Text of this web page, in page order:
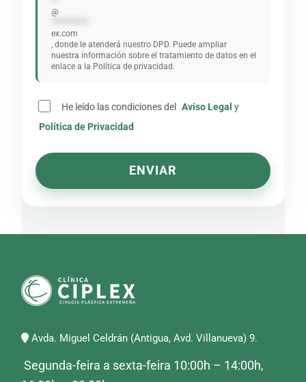
@
ex.com
, donde le atenderá nuestro DPD. Puede ampliar
nuestra información sobre el tratamiento de datos en el
enlace a la Política de privacidad.
He leído las condiciones del Aviso Legal y
Política de Privacidad
ENVIAR
Avda. Miguel Celdrán (Antigua, Avd. Villanueva) 9.
Segunda-feira a sexta-feira 10:00h – 14:00h,